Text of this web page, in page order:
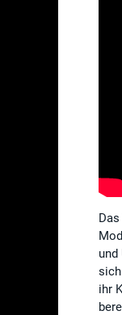
Das
und
ihr